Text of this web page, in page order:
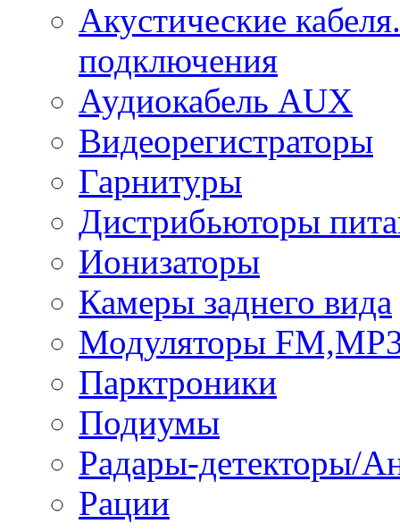
Акустические
подключения
Аудиокабель AUX
Видеорегистраторы
Гарнитуры
Дистрибьюторы
Ионизаторы
Камеры заднего вида
Модуляторы
Парктроники
Подиумы
Радары-детекторы/
Рации